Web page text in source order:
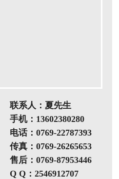
联系人：夏先生
手机：13602380280
电话：0769-22787393
传真：0769-26265653
售后：0769-87953446
Q Q：2546912707